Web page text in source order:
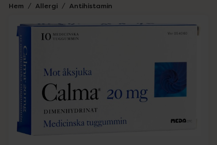
Hem Allergi Antihistamin
Lista: . Innehåller 1 objekt.
Hoppa över Lista